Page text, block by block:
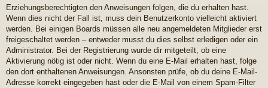
Erziehungsberechtigten den Anweisungen folgen, die du erhalten hast.
Wenn dies nicht der Fall ist, muss dein Benutzerkonto vielleicht aktiviert
werden. Bei einigen Boards müssen alle neu angemeldeten Mitglieder erst
freigeschaltet werden – entweder musst du dies selbst erledigen oder ein
Administrator. Bei der Registrierung wurde dir mitgeteilt, ob eine
Aktivierung nötig ist oder nicht. Wenn du eine E-Mail erhalten hast, folge
den dort enthaltenen Anweisungen. Ansonsten prüfe, ob du deine E-Mail-
Adresse korrekt eingegeben hast oder die E-Mail von einem Spam-Filter